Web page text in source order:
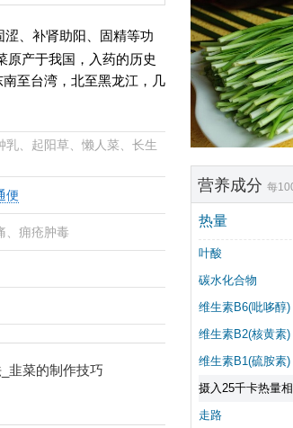
、补肾助阳、固精等功
原产于我国，入药的历史
至台湾，北至黑龙江，几
乳、起阳草、懒人菜、长生
便
、痈疮肿毒
韭菜的制作技巧
营养成分 每
热量
叶酸
碳水化合物
维生素B6(吡哆醇)
维生素B2(核黄素)
维生素B1(硫胺素)
摄入25千卡热量
走路